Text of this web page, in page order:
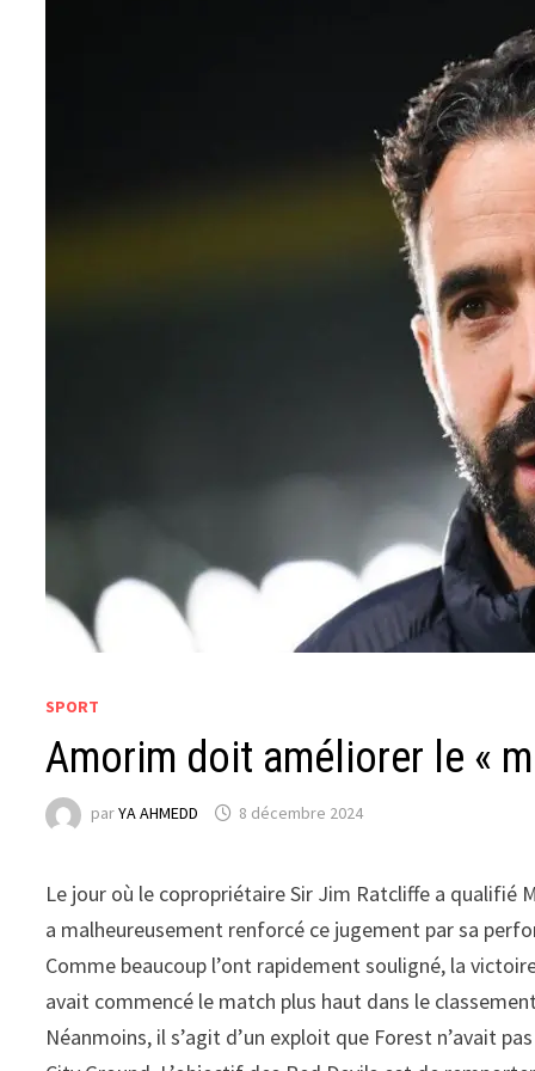
SPORT
Amorim doit améliorer le «
parYA AHMEDD 8 décembre 2024
Le jour où le copropriétaire Sir Jim Ratcliffe a qualifié
a malheureusement renforcé ce jugement par sa
Comme beaucoup l’ont rapidement souligné, la
avait commencé le match plus haut dans le
Néanmoins, il s’agit d’un exploit que Forest n’avait